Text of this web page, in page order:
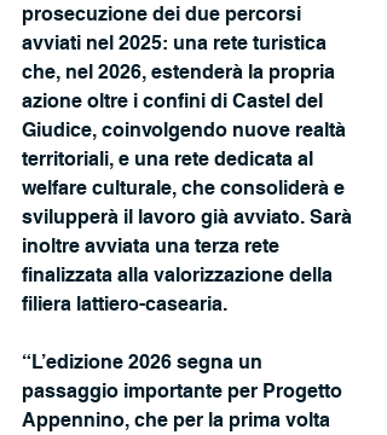
prosecuzione dei due percorsi
avviati nel 2025: una rete turistica
che, nel 2026, estenderà la propria
azione oltre i confini di Castel del
Giudice, coinvolgendo nuove realtà
territoriali, e una rete dedicata al
welfare culturale, che consoliderà e
svilupperà il lavoro già avviato. Sarà
inoltre avviata una terza rete
finalizzata alla valorizzazione della
filiera lattiero-casearia.
“L’edizione 2026 segna un
passaggio importante per Progetto
Appennino, che per la prima volta